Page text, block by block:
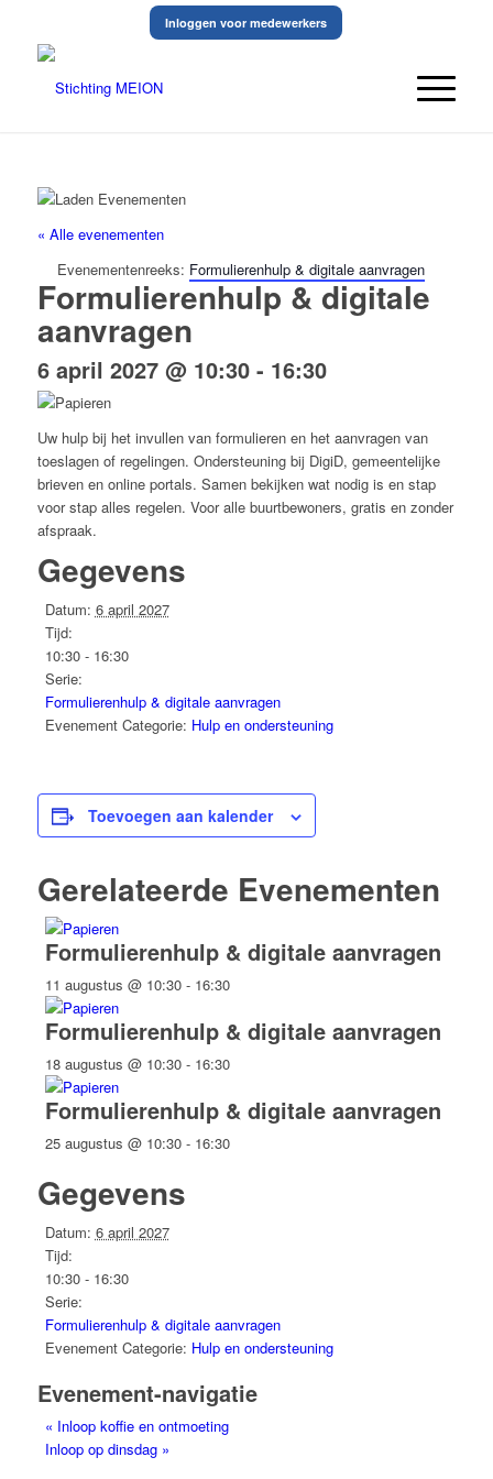
Inloggen voor medewerkers
« Alle evenementen
Evenementenreeks: Formulierenhulp & digitale aanvragen
Formulierenhulp & digitale
aanvragen
6 april 2027 @ 10:30- 16:30
Uw hulp bij het invullen van formulieren en het aanvragen van
toeslagen of regelingen. Ondersteuning bij DigiD, gemeentelijke
brieven en online portals. Samen bekijken wat nodig is en stap
voor stap alles regelen. Voor alle buurtbewoners, gratis en zonder
afspraak.
Gegevens
Datum: 6 april 2027
Tijd:
10:30 - 16:30
Serie:
Formulierenhulp & digitale aanvragen
Evenement Categorie: Hulp en ondersteuning
Toevoegen aan kalender
Gerelateerde Evenementen
Formulierenhulp & digitale aanvragen
11 augustus @ 10:30- 16:30
Formulierenhulp & digitale aanvragen
18 augustus @ 10:30- 16:30
Formulierenhulp & digitale aanvragen
25 augustus @ 10:30- 16:30
Gegevens
Datum: 6 april 2027
Tijd:
10:30 - 16:30
Serie:
Formulierenhulp & digitale aanvragen
Evenement Categorie: Hulp en ondersteuning
Evenement-navigatie
« Inloop koffie en ontmoeting
Inloop op dinsdag »